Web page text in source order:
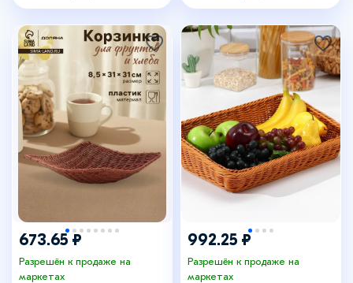
673.65 ₽
Разрешён к продаже на
маркетах
992.25 ₽
Разрешён к продаже на
маркетах